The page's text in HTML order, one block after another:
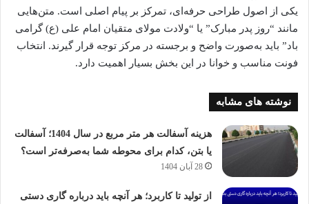
یکی از اصول طراحی حرفه‌ای، تمرکز بر پیام اصلی است. متن‌هایی
مانند “روز پدر مبارک” یا “ولادت مولای متقیان امام علی (ع) گرامی
باد” باید به‌صورت واضح و برجسته در مرکز توجه قرار گیرند. انتخاب
فونت مناسب و خوانا در این بخش بسیار اهمیت دارد.
نوشته های مشابه
هزینه آسفالت هر متر مربع در سال 1404؛ آسفالت
یا بتن، کدام برای محوطه شما به‌صرفه‌تر است؟
28 آبان 1404
از تولید تا کاربرد؛ هر آنچه باید درباره گاری دستی